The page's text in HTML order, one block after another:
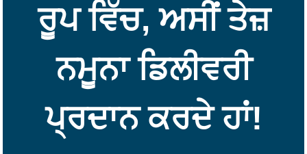
ਰੂਪ ਵਿੱਚ, ਅਸੀਂ ਤੇਜ਼
ਨਮੂਨਾ ਡਿਲੀਵਰੀ
ਪ੍ਰਦਾਨ ਕਰਦੇ ਹਾਂ!